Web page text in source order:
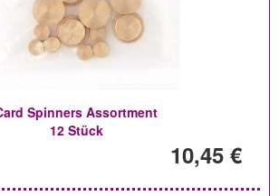
Spinners Assortment
12 Stück
10,45 €